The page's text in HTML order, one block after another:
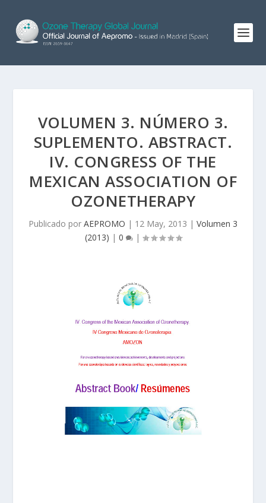
VOLUMEN 3. NÚMERO 3.
SUPLEMENTO. ABSTRACT.
IV. CONGRESS OF THE
MEXICAN ASSOCIATION OF
OZONETHERAPY
Publicado por AEPROMO | 12 May, 2013 | Volumen 3
(2013) | 0 |